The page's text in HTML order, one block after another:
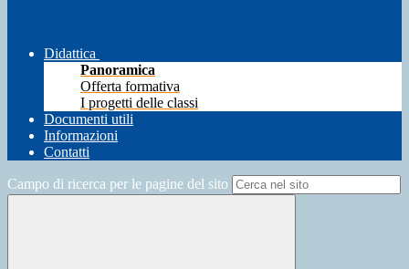
Didattica
Panoramica
Offerta formativa
I progetti delle classi
Documenti utili
Informazioni
Contatti
Campo di ricerca per le pagine del sito